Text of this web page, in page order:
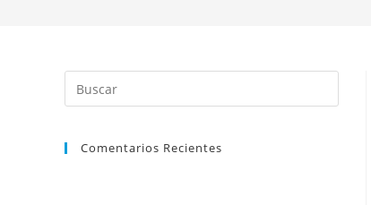
Comentarios Recientes